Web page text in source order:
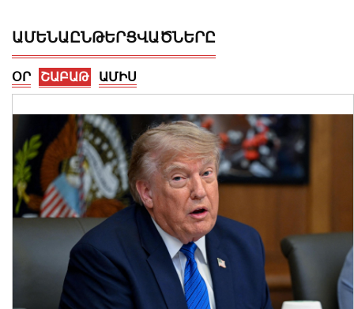
ՆԳ նախարարը Սյունիքի սահմանային
պահակակետերում հետևել է
Ոստիկանության գվարդիայի
շուրջօրյա հերթապահությանը
06 Օգոստոս, 2026 11:09
ԱՄԵՆԱԸՆԹԵՐՑՎԱԾՆԵՐԸ
ՕՐ ՇԱԲԱԹ ԱՄԻՍ